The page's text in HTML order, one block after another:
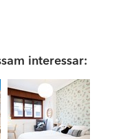
interessar: